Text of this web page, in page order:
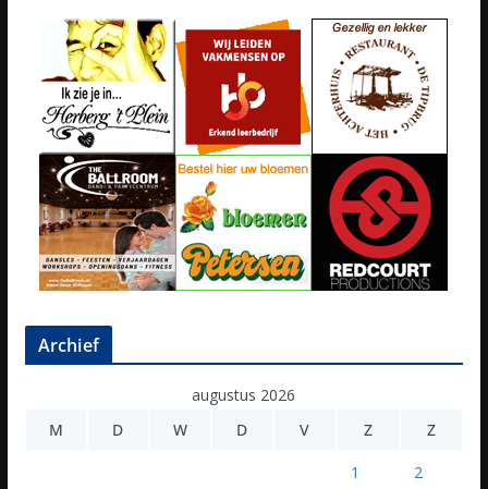
Archief
augustus 2026
M
D W D V Z Z
1 2